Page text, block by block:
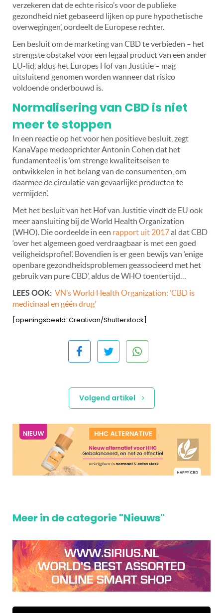
verzekeren dat de echte risico’s voor de publieke
gezondheid niet gebaseerd lijken op pure hypothetische
overwegingen’, oordeelt de Europese rechter.
Een besluit om de marketing van CBD te verbieden – het
strengste obstakel voor een legaal product van een ander
EU-lid, aldus het Europes Hof van Justitie – mag
uitsluitend genomen worden wanneer dat risico
voldoende onderbouwd is.
Normalisering van CBD is niet
meer te stoppen
In een reactie op het voor hen positieve besluit, zegt
KanaVape medeoprichter Antonin Cohen dat het
fundamenteel is ‘om strenge kwaliteitseisen te
ontwikkelen in het belang van de consumenten, om
daarmee de circulatie van gevaarlijke producten te
vermijden’.
Met het besluit van het Hof van Justitie vindt de EU ook
meer aansluiting bij de World Health Organization
(WHO). Die oordeelde in een rapport uit 2017al dat CBD
‘over het algemeen goed verdraagbaar is met een goed
veiligheidsprofiel’. Bovendien is er geen bewijs van ‘enige
openbare gezondheidsproblemen geassocieerd met het
gebruik van pure CBD’, aldus de WHO toentertijd…
LEES OOK: VN’s World Health Organization: ‘CBD is
medicinaal en géén drug’
[openingsbeeld: Creativan/Shutterstock]
Volgend artikel
Meer in de categorie "Nieuws"